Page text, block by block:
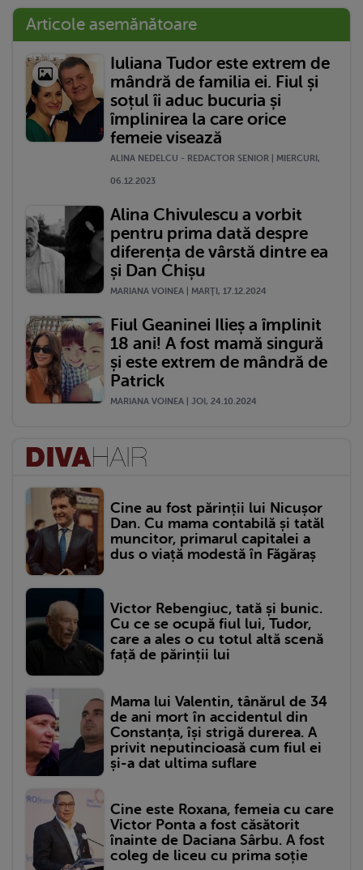
Articole asemănătoare
Iuliana Tudor este extrem de
mândră de familia ei. Fiul și
soțul îi aduc bucuria și
împlinirea la care orice
femeie visează
ALINA NEDELCU - REDACTOR SENIOR | MIERCURI,
06.12.2023
Alina Chivulescu a vorbit
pentru prima dată despre
diferența de vârstă dintre ea
și Dan Chișu
MARIANA VOINEA | MARŢI, 17.12.2024
Fiul Geaninei Ilieș a împlinit
18 ani! A fost mamă singură
și este extrem de mândră de
Patrick
MARIANA VOINEA | JOI, 24.10.2024
Cine au fost părinții lui Nicușor
Dan. Cu mama contabilă și tatăl
muncitor, primarul capitalei a
dus o viață modestă în Făgăraș
Victor Rebengiuc, tată și bunic.
Cu ce se ocupă fiul lui, Tudor,
care a ales o cu totul altă scenă
față de părinții lui
Mama lui Valentin, tânărul de 34
de ani mort în accidentul din
Constanța, își strigă durerea. A
privit neputincioasă cum fiul ei
și-a dat ultima suflare
Cine este Roxana, femeia cu care
Victor Ponta a fost căsătorit
înainte de Daciana Sârbu. A fost
coleg de liceu cu prima soție